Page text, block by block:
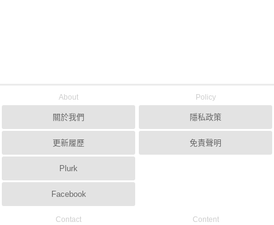
About
關於我們
更新履歷
Plurk
Facebook
Policy
隱私政策
免責聲明
Contact Content